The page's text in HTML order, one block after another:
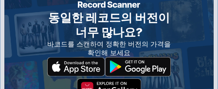
동일한 레코드의 버전이
너무 많나요?
바코드를 스캔하여 정확한 버전의 가격을
확인해 보세요